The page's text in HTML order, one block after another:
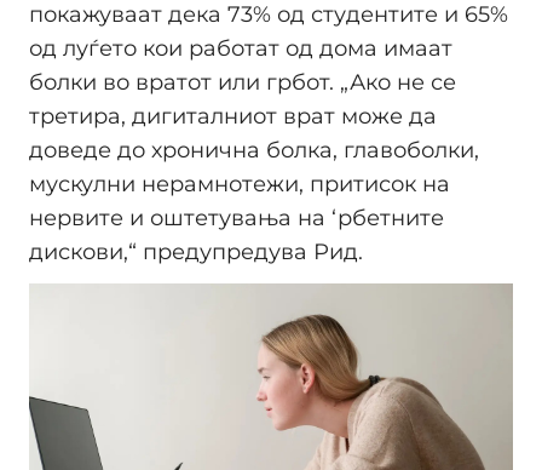
покажуваат дека 73% од студентите и 65%
од луѓето кои работат од дома имаат
болки во вратот или грбот. „Ако не се
третира, дигиталниот врат може да
доведе до хронична болка, главоболки,
мускулни нерамнотежи, притисок на
нервите и оштетувања на ‘рбетните
дискови,“ предупредува Рид.